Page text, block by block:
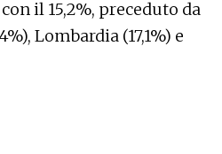
il 15,2%, preceduto da
Lombardia (17,1%) e